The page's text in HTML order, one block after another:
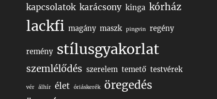
kapcsolatok karácsony kinga kórház
lackfi magány maszk pingvin regény
remény stílusgyakorlat
szemlélődés szerelem temető testvérek
vér álhír élet óriáskerék öregedés